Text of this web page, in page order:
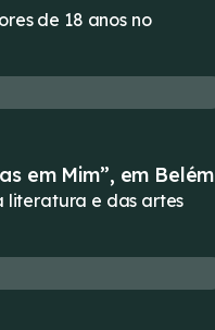
de 18 anos no
em Mim”, em Belém
literatura e das artes